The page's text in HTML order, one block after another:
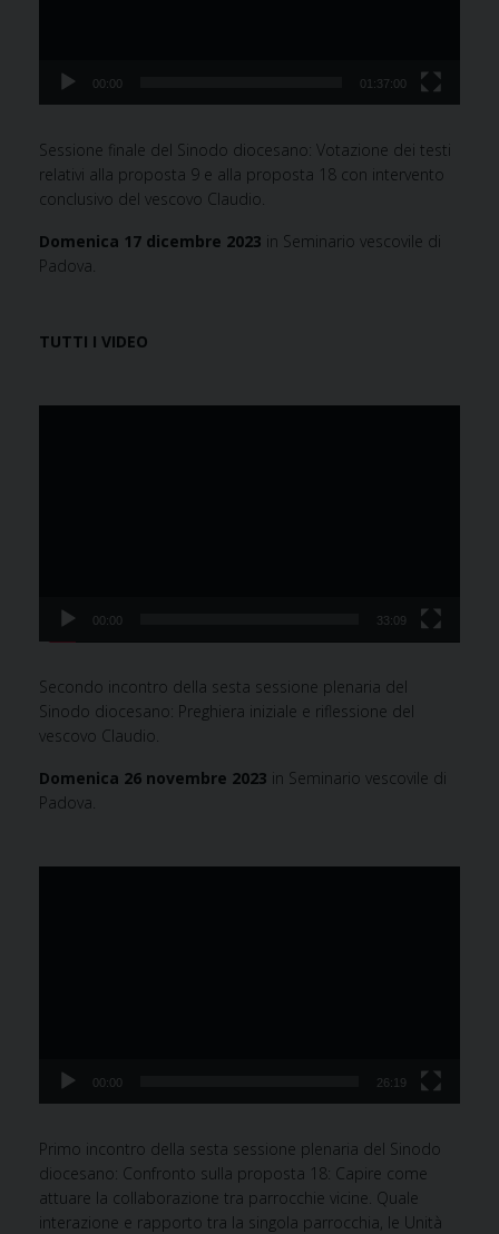
00:00 01:37:00
Sessione finale del Sinodo diocesano: Votazione dei testi
relativi alla proposta 9 e alla proposta 18 con intervento
conclusivo del vescovo Claudio.
Domenica 17 dicembre 2023 in Seminario vescovile di
Padova.
TUTTI I VIDEO
00:00 33:09
Secondo incontro della sesta sessione plenaria del
Sinodo diocesano: Preghiera iniziale e riflessione del
vescovo Claudio.
Domenica 26 novembre 2023 in Seminario vescovile di
Padova.
00:00 26:19
Primo incontro della sesta sessione plenaria del Sinodo
diocesano: Confronto sulla proposta 18: Capire come
attuare la collaborazione tra parrocchie vicine. Quale
interazione e rapporto tra la singola parrocchia, le Unità